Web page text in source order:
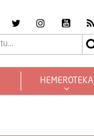
HEMEROTEKA